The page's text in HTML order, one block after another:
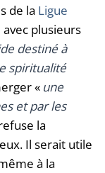
de la Ligue
plusieurs
destiné à
spiritualité
« une
et par les
la
Il serait utile
à la